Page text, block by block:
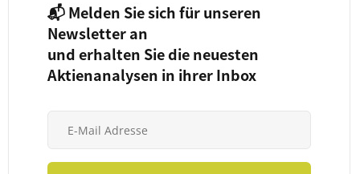
📬 Melden Sie sich für unseren
Newsletter an
und erhalten Sie die neuesten
Aktienanalysen in ihrer Inbox